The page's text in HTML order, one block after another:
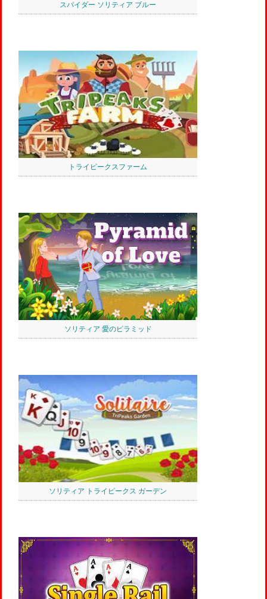
スパイダー ソリティア ブルー
トライピークスファーム
ソリティア 愛のピラミッド
ソリティア トライピークス ガーデン